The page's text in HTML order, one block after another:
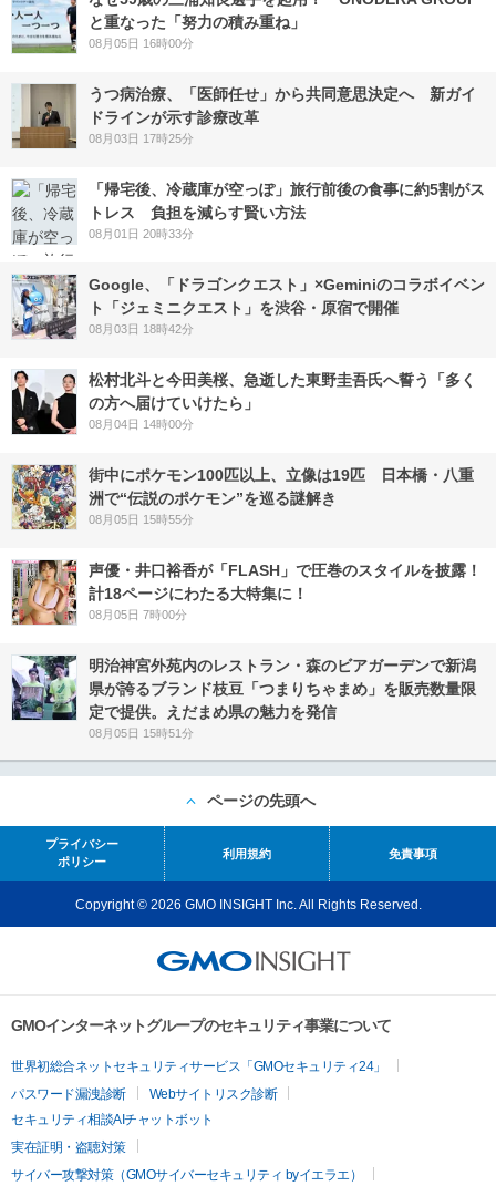
と重なった「努力の積み重ね」
08月05日 16時00分
うつ病治療、「医師任せ」から共同意思決定へ 新ガイ
ドラインが示す診療改革
08月03日 17時25分
「帰宅後、冷蔵庫が空っぽ」旅行前後の食事に約5割がス
トレス 負担を減らす賢い方法
08月01日 20時33分
Google、「ドラゴンクエスト」×Geminiのコラボイベン
ト「ジェミニクエスト」を渋谷・原宿で開催
08月03日 18時42分
松村北斗と今田美桜、急逝した東野圭吾氏へ誓う「多く
の方へ届けていけたら」
08月04日 14時00分
街中にポケモン100匹以上、立像は19匹 日本橋・八重
洲で“伝説のポケモン”を巡る謎解き
08月05日 15時55分
声優・井口裕香が「FLASH」で圧巻のスタイルを披露！
計18ページにわたる大特集に！
08月05日 7時00分
明治神宮外苑内のレストラン・森のビアガーデンで新潟
県が誇るブランド枝豆「つまりちゃまめ」を販売数量限
定で提供。えだまめ県の魅力を発信
08月05日 15時51分
ページの先頭へ
プライバシー
ポリシー
利用規約 免責事項
Copyright © 2026 GMO INSIGHT Inc. All Rights Reserved.
GMOインターネットグループのセキュリティ事業について
世界初総合ネットセキュリティサービス「GMOセキュリティ24」
パスワード漏洩診断
Webサイトリスク診断
セキュリティ相談AIチャットボット
実在証明・盗聴対策
サイバー攻撃対策（GMOサイバーセキュリティ byイエラエ）